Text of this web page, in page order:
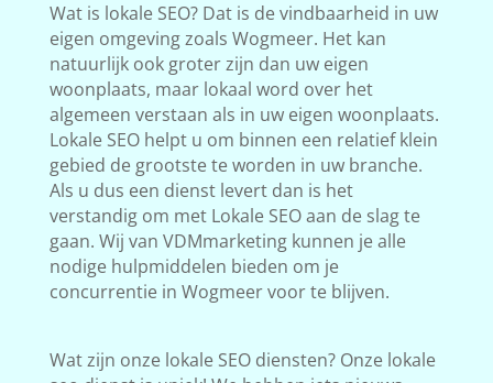
Wat is lokale SEO? Dat is de vindbaarheid in uw
eigen omgeving zoals Wogmeer. Het kan
natuurlijk ook groter zijn dan uw eigen
woonplaats, maar lokaal word over het
algemeen verstaan als in uw eigen woonplaats.
Lokale SEO helpt u om binnen een relatief klein
gebied de grootste te worden in uw branche.
Als u dus een dienst levert dan is het
verstandig om met Lokale SEO aan de slag te
gaan. Wij van VDMmarketing kunnen je alle
nodige hulpmiddelen bieden om je
concurrentie in Wogmeer voor te blijven.
Wat zijn onze lokale SEO diensten? Onze lokale